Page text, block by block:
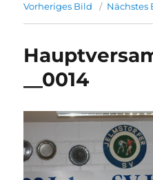
Vorheriges Bild Nächstes
__0014